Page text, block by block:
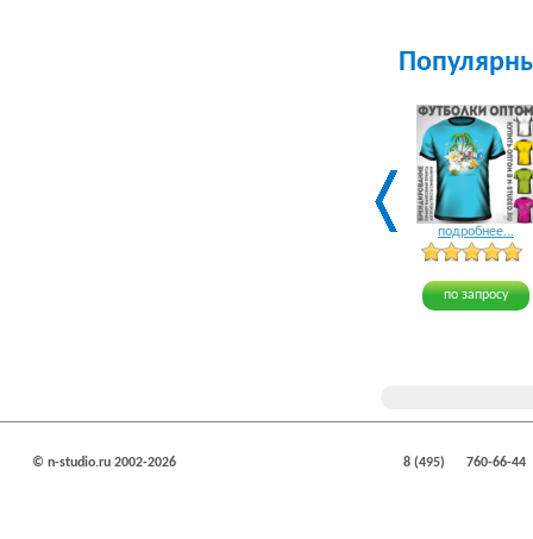
подробнее...
по запросу
© n-studio.ru 2002-2026 8 (495) 760-66-44